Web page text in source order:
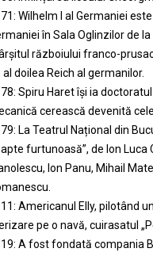
Wilhelm I al Germaniei
în Sala Oglinzilor de
războiului franco-
al doilea Reich al germanilor.
Spiru Haret își ia
cerească devenită
La Teatrul Național din
furtunoasă”, de Ion Luca
Ion Panu, Mihail
Americanul Elly, pilotând
pe o navă, cuirasatul
A fost fondată compania